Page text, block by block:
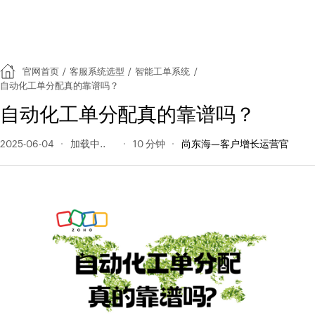
官网首页 / 客服系统选型 / 智能工单系统 /
自动化工单分配真的靠谱吗？
自动化工单分配真的靠谱吗？
2025-06-04 113 阅读量 10 分钟 尚东海—客户增长运营官